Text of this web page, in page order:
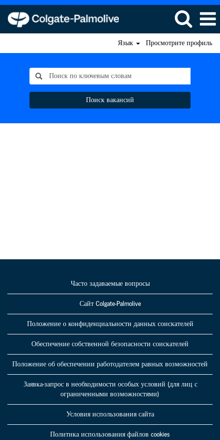
Язык Просмотрите профиль
Поиск вакансий
Часто задаваемые вопросы
Сайт Colgate-Palmolive
Положение о конфиденциальности данных соискателей
Обеспечение собственной безопасности соискателей
Положение об обеспечении работодателем равных возможностей
Заявка-запрос в необходимости особых условий (для лиц с
ограниченными возможностями)
Условия использования сайта
Политика использования файлов cookies